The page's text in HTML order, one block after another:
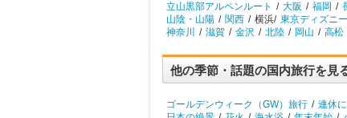
立山黒部アルペンルート / 大阪 / 福岡 /
山陰・山陽 / 関西 / 横浜/ 東京ディズニ
神奈川
/ 滋賀 / 金沢 / 北陸 / 岡山 / 高松
他の季節・話題の国内旅行を見
ゴールデンウィーク（GW）旅行 / 連休